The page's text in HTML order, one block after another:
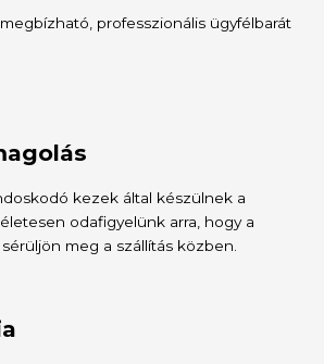
professzionális ügyfélbarát
kezek által készülnek a
odafigyelünk arra, hogy a
meg a szállítás közben.